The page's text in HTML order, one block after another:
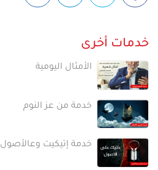
خدمات أخرى
الأمثال اليومية
خدمة من عز النوم
خدمة إتيكيت وعالأصول